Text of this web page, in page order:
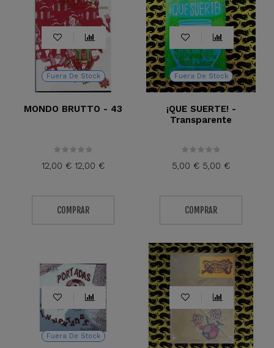
Fuera De Stock
MONDO BRUTTO - 43
12,00 € 12,00 €
COMPRAR
Fuera De Stock
¡QUE SUERTE! -
Transparente
5,00 € 5,00 €
COMPRAR
Fuera De Stock